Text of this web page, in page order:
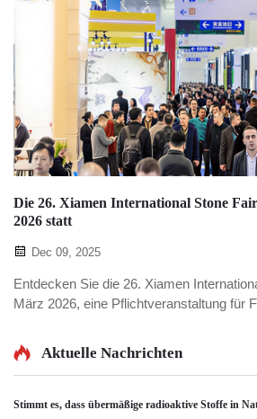
Die 26. Xiamen International Stone
2026 statt
Dec 09, 2025
Entdecken Sie die 26. Xiamen
März 2026, eine Pflichtveranstaltung für
Aktuelle Nachrichten
Stimmt es, dass übermäßige radioaktive Stoffe in